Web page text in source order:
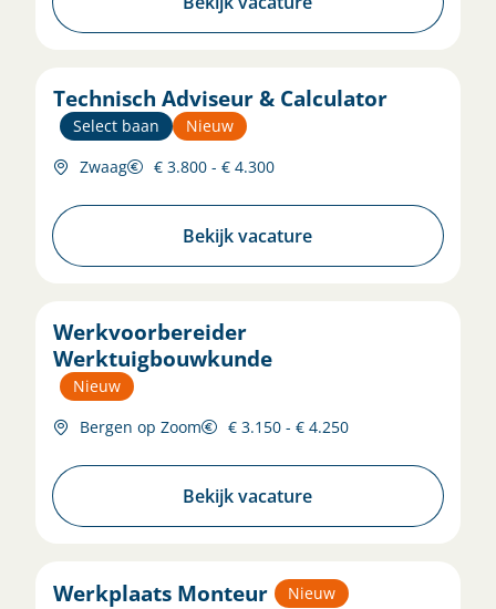
Technisch Adviseur & Calculator
Select baan
Nieuw
Zwaag
€ 3.800 - € 4.300
Bekijk vacature
Werkvoorbereider
Werktuigbouwkunde
Nieuw
Bergen op Zoom
€ 3.150 - € 4.250
Bekijk vacature
Werkplaats Monteur
Nieuw